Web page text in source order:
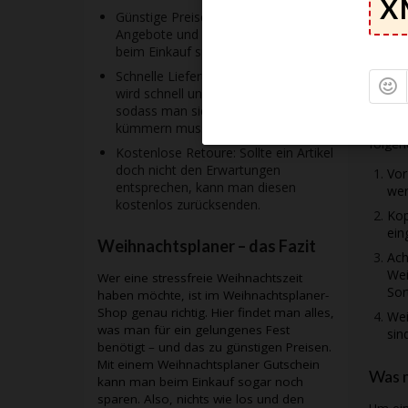
Was
Günstige Preise: Dank regelmäßiger
Angebote und Gutscheine kann man
beim Einkauf sparen.
Schnelle Lieferung: Die Bestellung
wird schnell und zuverlässig geliefert,
sodass man sich um nichts mehr
kümmern muss.
Kostenlose Retoure: Sollte ein Artikel
doch nicht den Erwartungen
entsprechen, kann man diesen
kostenlos zurücksenden.
Weihnachtsplaner – das Fazit
Wer eine stressfreie Weihnachtszeit
haben möchte, ist im Weihnachtsplaner-
Shop genau richtig. Hier findet man alles,
was man für ein gelungenes Fest
benötigt – und das zu günstigen Preisen.
Mit einem Weihnachtsplaner Gutschein
kann man beim Einkauf sogar noch
sparen. Also, nichts wie los und den